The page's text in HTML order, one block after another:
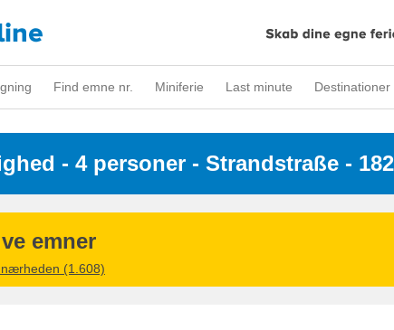
Find emne nr. Miniferie Last minute Destinationer
- 4 personer - Strandstraße -
emner
(1.608)